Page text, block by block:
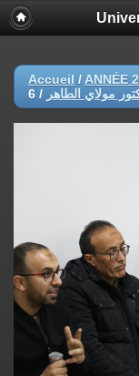
Accueil / ANNÉE
مولاي الطاهر /